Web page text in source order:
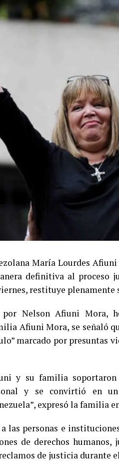
María Lourdes
definitiva al proceso
restituye plenamente
Nelson Afiuni Mora,
Afiuni Mora, se señaló
marcado por presuntas
y su familia soportaron
y se convirtió en
expresó la familia
las personas e
de derechos
de justicia durante